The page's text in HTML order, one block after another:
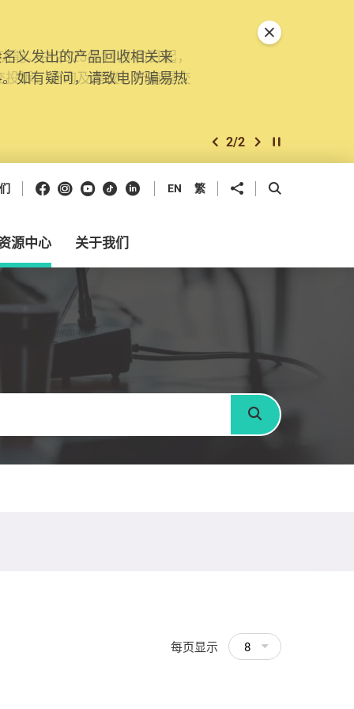
。由2025年11月10日起，
诉、查询及建议。所有提交
上一个
2/2 下一个开始/暂停幻灯
关闭特別通告
Facebook
Instagram
Youtube
抖音领英 EN 繁 分享到 开启搜寻框
源中心 关于我们
搜寻
每页显示 8